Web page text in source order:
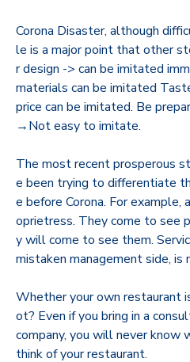
Corona Disaster, although
le is a major point that other
r design -> can be imitated
materials can be imitated
price can be imitated. Be
→Not easy to imitate.
The most recent prosperous
e been trying to differentiate
e before Corona. For
oprietress. They come to see
y will come to see them.
mistaken management side, is
Whether your own restaurant
ot? Even if you bring in a
company, you will never
think of your restaurant.